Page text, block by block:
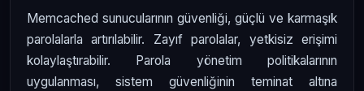
Memcached sunucularının güvenliği, güçlü ve karmaşık
parolalarla artırılabilir. Zayıf parolalar, yetkisiz erişimi
kolaylaştırabilir. Parola yönetim politikalarının
uygulanması, sistem güvenliğinin teminat altına